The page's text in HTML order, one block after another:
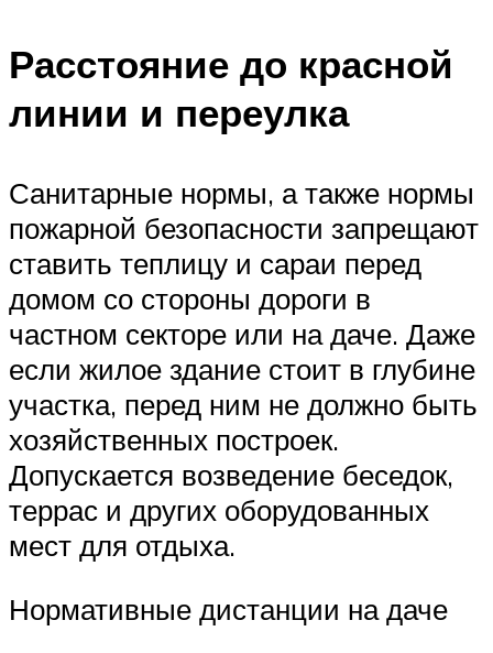
Расстояние до красной
линии и переулка
Санитарные нормы, а также нормы
пожарной безопасности запрещают
ставить теплицу и сараи перед
домом со стороны дороги в
частном секторе или на даче. Даже
если жилое здание стоит в глубине
участка, перед ним не должно быть
хозяйственных построек.
Допускается возведение беседок,
террас и других оборудованных
мест для отдыха.
Нормативные дистанции на даче